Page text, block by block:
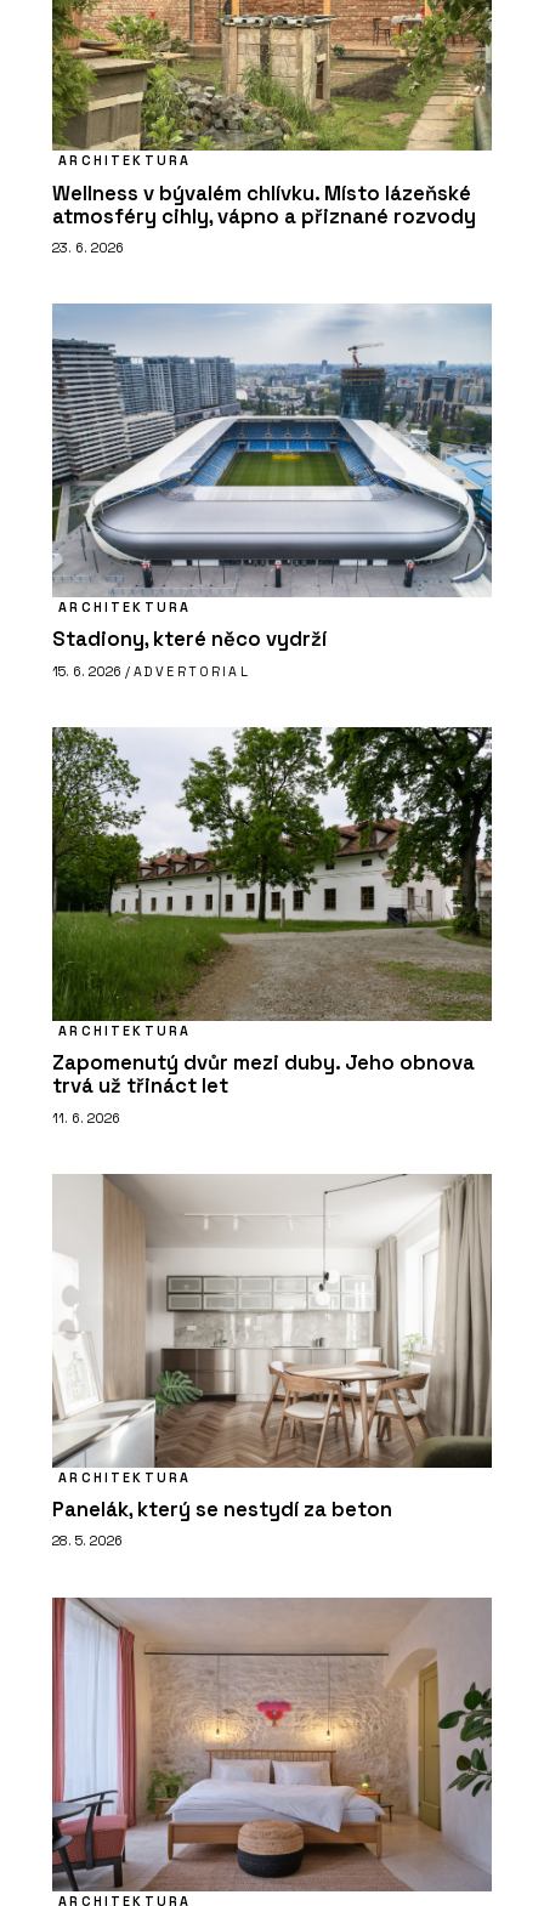
ARCHITEKTURA
Wellness v bývalém chlívku. Místo lázeňské
atmosféry cihly, vápno a přiznané rozvody
23. 6. 2026
ARCHITEKTURA
Stadiony, které něco vydrží
15. 6. 2026 / ADVERTORIAL
ARCHITEKTURA
Zapomenutý dvůr mezi duby. Jeho obnova
trvá už třináct let
11. 6. 2026
ARCHITEKTURA
Panelák, který se nestydí za beton
28. 5. 2026
ARCHITEKTURA